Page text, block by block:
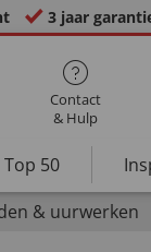
3 jaar
Contact
& Hulp
Top 50
& uurwerken